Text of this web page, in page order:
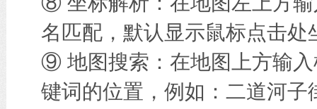
名匹配，默认显示鼠标点击处
⑨ 地图搜索：在地图上方输
键词的位置，例如：二道河